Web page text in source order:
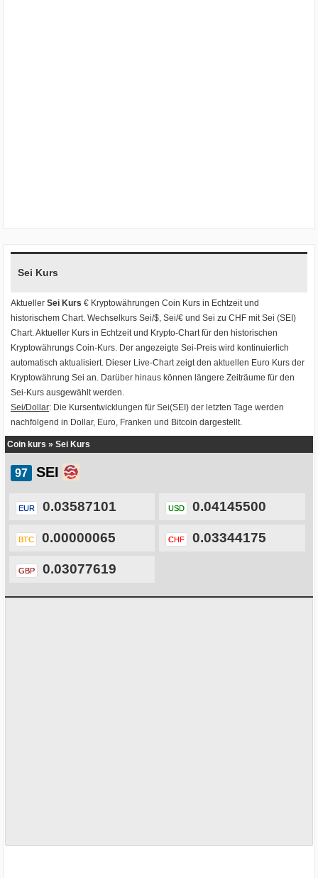
Sei Kurs
Aktueller Sei Kurs € Kryptowährungen Coin Kurs in Echtzeit und
historischem Chart. Wechselkurs Sei/$, Sei/€ und Sei zu CHF mitSei (SEI)
Chart. Aktueller Kurs in Echtzeit und Krypto-Chart für den historischen
Kryptowährungs Coin-Kurs. Der angezeigte Sei-Preis wird kontinuierlich
automatisch aktualisiert. Dieser Live-Chart zeigt den aktuellen Euro Kurs der
Kryptowährung Sei an. Darüber hinaus können längere Zeiträume für den
Sei-Kurs ausgewählt werden.
Sei/Dollar: Die Kursentwicklungen für Sei(SEI) der letzten Tage werden
nachfolgend in Dollar, Euro, Franken und Bitcoin dargestellt.
Coin kurs » Sei Kurs
SEI
EUR 0.03587101 USD 0.04145500
BTC 0.00000065 CHF 0.03344175
GBP 0.03077619